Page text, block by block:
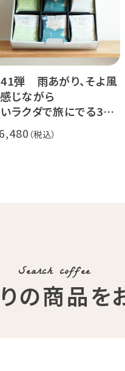
弾 雨あがり、そよ風
じながら
ラクダで旅にでる36
フト
レーダー厳選 スペシャ
6,480
Search coffee
の商品を